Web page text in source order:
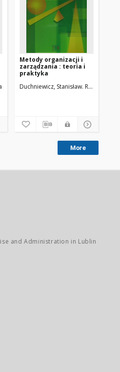
Weiss, Elżbieta
Metody organizacji i
zarządzania : teoria i
praktyka
Duchniewicz, Stanisław. Red.
More
and Administration in Lublin